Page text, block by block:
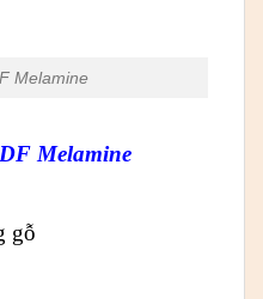
Melamine
Melamine
gỗ